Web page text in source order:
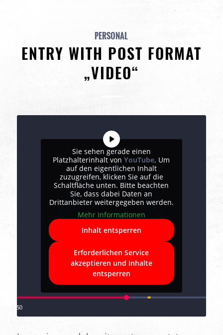
PERSONAL
ENTRY WITH POST FORMAT
„VIDEO“
Sie sehen gerade einen
Platzhalterinhalt vonYouTube. Um
auf den eigentlichen Inhalt
zuzugreifen, klicken Sie auf die
Schaltfläche unten. Bitte beachten
Sie, dass dabei Daten an
Drittanbieter weitergegeben werden.
Mehr Informationen
Inhalt entsperren
Erforderlichen Service
akzeptieren und Inhalte
entsperren